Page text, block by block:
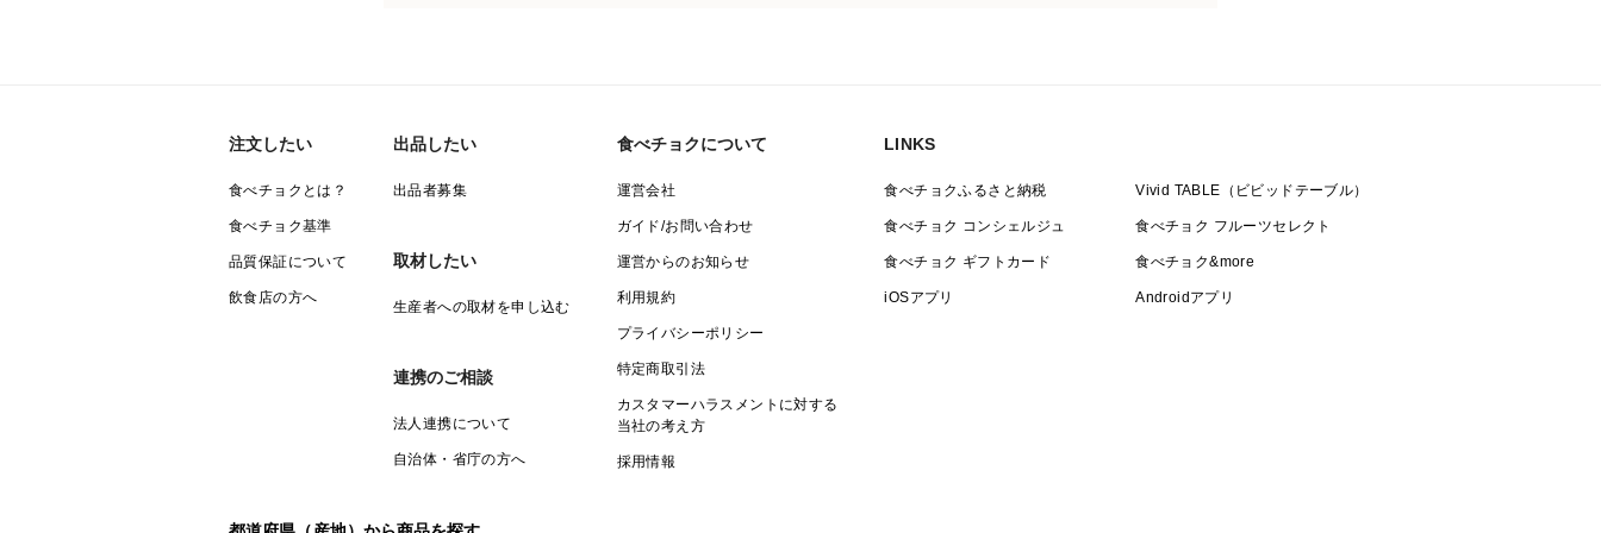
注文したい
食べチョクとは？
食べチョク基準
品質保証について
飲食店の方へ
出品したい
出品者募集
取材したい
生産者への取材を申し込む
連携のご相談
法人連携について
自治体・省庁の方へ
食べチョクについて
運営会社
ガイド/お問い合わせ
運営からのお知らせ
利用規約
プライバシーポリシー
特定商取引法
カスタマーハラスメントに対する
当社の考え方
採用情報
LINKS
食べチョクふるさと納税 Vivid TABLE（ビビッドテーブル）
食べチョク コンシェルジュ 食べチョク フルーツセレクト
食べチョク ギフトカード 食べチョク&more
iOSアプリ Androidアプリ